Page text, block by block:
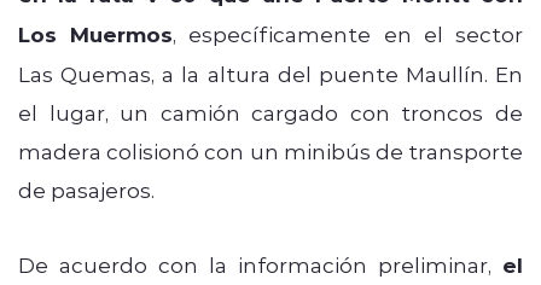
Los Muermos, específicamente en el sector
Las Quemas, a la altura del puente Maullín. En
el lugar, un camión cargado con troncos de
madera colisionó con un minibús de transporte
de pasajeros.
De acuerdo con la información preliminar, el